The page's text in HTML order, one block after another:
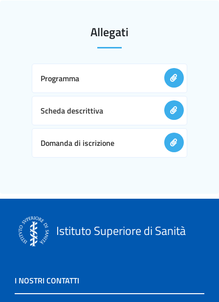
Allegati
Programma
Scheda descrittiva
Domanda di iscrizione
Istituto Superiore di Sanità
I NOSTRI CONTATTI